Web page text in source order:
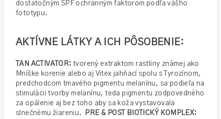
dostatočným SPF ochranným faktorom podľa vášho
fototypu.
AKTÍVNE LÁTKY A ICH PÔSOBENIE:
TAN ACTIVATOR: tvorený extraktom rastliny známej ako
Mníške korenie alebo aj Vitex jahňací spolu s Tyrozínom,
predchodcom tmavého pigmentu melanínu, sa podieľa na
stimulácii tvorby melanínu, teda pigmentu zodpovedného
za opálenie aj bez toho aby sa koža vystavovala
slnečnému žiareniu.
PRE & POST BIOTICKÝ KOMPLEX: